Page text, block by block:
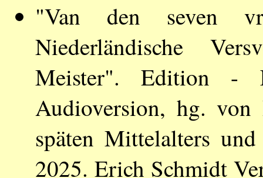
"Van den seven
Niederländische
Meister". Edition -
Audioversion, hg. von
späten Mittelalters
2025. Erich Schmidt